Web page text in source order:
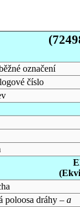
označení
číslo
poloosa dráhy – a